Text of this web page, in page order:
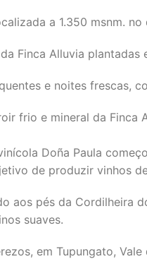
a 1.350 msnm.
Finca Alluvia
e noites frescas,
frio e mineral da
Doña Paula
de produzir vinhos
aos pés da Cordilheira
suaves.
em Tupungato,